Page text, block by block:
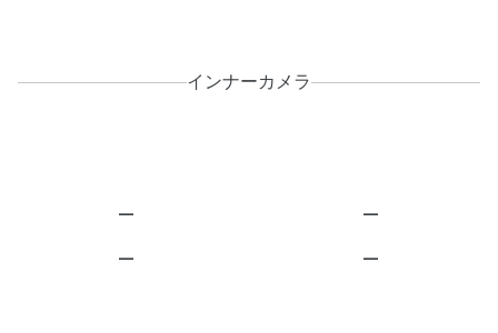
インナーカメラ
—
—
—
—